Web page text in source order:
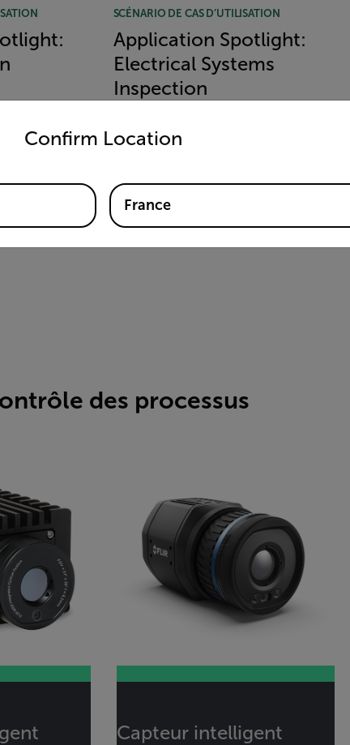
SCÉNARIO DE CAS D’UTILISATION
Application Spotlight:
Electrical Systems
Inspection
des processus
Capteur intelligent
Confirm Location
from the options below to access the appropriate
France